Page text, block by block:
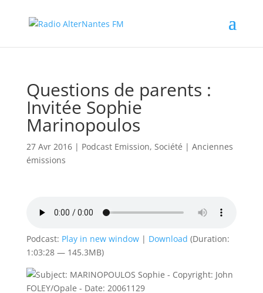
Questions de parents :
Invitée Sophie
Marinopoulos
27 Avr 2016| Podcast Emission, Société | Anciennes
émissions
Podcast: Play in new window| Download (Duration:
1:03:28 — 145.3MB)